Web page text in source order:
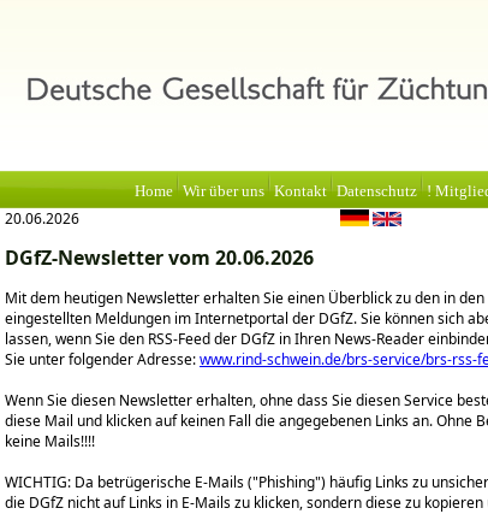
Home Wir über uns Kontakt Datenschutz !
20.06.2026
DGfZ-Newsletter vom 20.06.2026
Mit dem heutigen Newsletter erhalten Sie einen Überblick zu den in
eingestellten Meldungen im Internetportal der DGfZ. Sie können sich
lassen, wenn Sie den RSS-Feed der DGfZ in Ihren News-Reader
Sie unter folgender Adresse:www.rind-schwein.de/brs-service/brs-rss-
Wenn Sie diesen Newsletter erhalten, ohne dass Sie diesen Service
diese Mail und klicken auf keinen Fall die angegebenen Links an. Ohne
keine Mails!!!!
WICHTIG: Da betrügerische E-Mails ( Phishing ) häufig Links zu
die DGfZ nicht auf Links in E-Mails zu klicken, sondern diese zu